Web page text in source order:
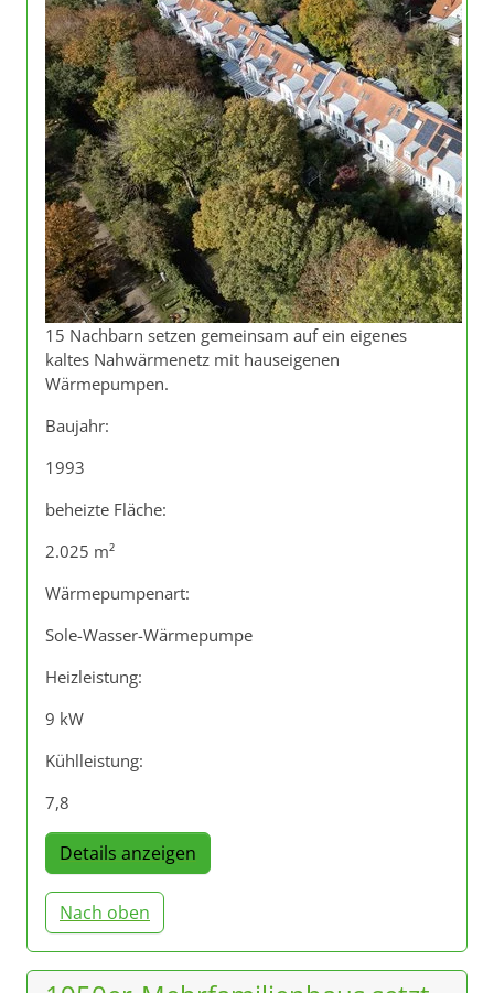
15 Nachbarn setzen gemeinsam auf ein eigenes
kaltes Nahwärmenetz mit hauseigenen
Wärmepumpen.
Baujahr:
1993
beheizte Fläche:
2.025 m²
Wärmepumpenart:
Sole-Wasser-Wärmepumpe
Heizleistung:
9 kW
Kühlleistung:
7,8
Details anzeigen
Nach oben